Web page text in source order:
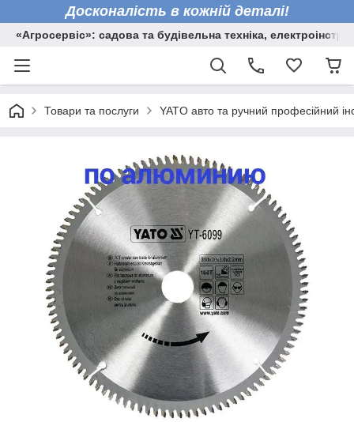
Досконалість в кожній деталі!
«Агросервіс»: садова та будівельна техніка,
Товари та послуги YATO авто та ручний професійний